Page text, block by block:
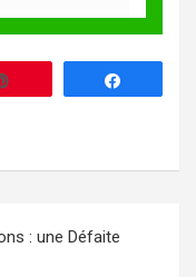
: une Défaite